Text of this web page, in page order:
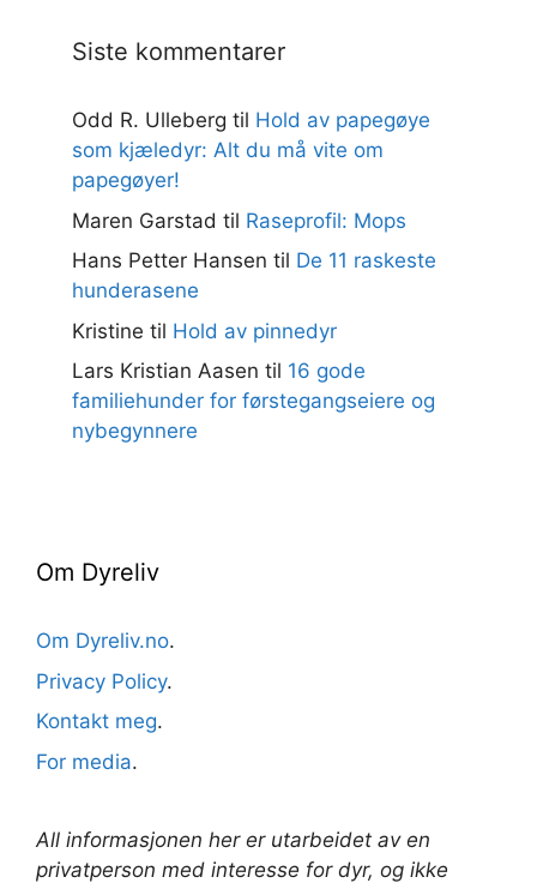
Siste kommentarer
Odd R. Ulleberg til Hold av papegøye
som kjæledyr: Alt du må vite om
papegøyer!
Maren Garstad til Raseprofil: Mops
Hans Petter Hansen til De 11 raskeste
hunderasene
Kristine til Hold av pinnedyr
Lars Kristian Aasen til 16 gode
familiehunder for førstegangseiere og
nybegynnere
Om Dyreliv
Om Dyreliv.no.
Privacy Policy.
Kontakt meg.
For media.
All informasjonen her er utarbeidet av en
privatperson med interesse for dyr, og ikke